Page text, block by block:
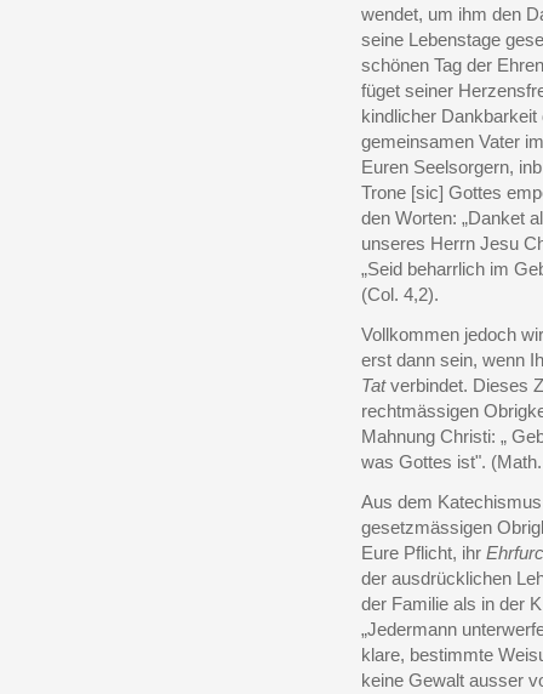
wendet, um ihm den
seine Lebenstage
schönen Tag der
füget seiner
kindlicher
gemeinsamen Vater
Euren Seelsorgern,
Trone [sic] Gottes
den Worten: „Danket
unseres Herrn Jesu
„Seid beharrlich im
(Col. 4,2).
Vollkommen jedoch
erst dann sein, wenn
Tatverbindet. Dieses
rechtmässigen
Mahnung Christi: „
was Gottes ist".
Aus dem
gesetzmässigen
Eure Pflicht, ihr
der ausdrücklichen
der Familie als in der
„Jedermann
klare, bestimmte
keine Gewalt ausser